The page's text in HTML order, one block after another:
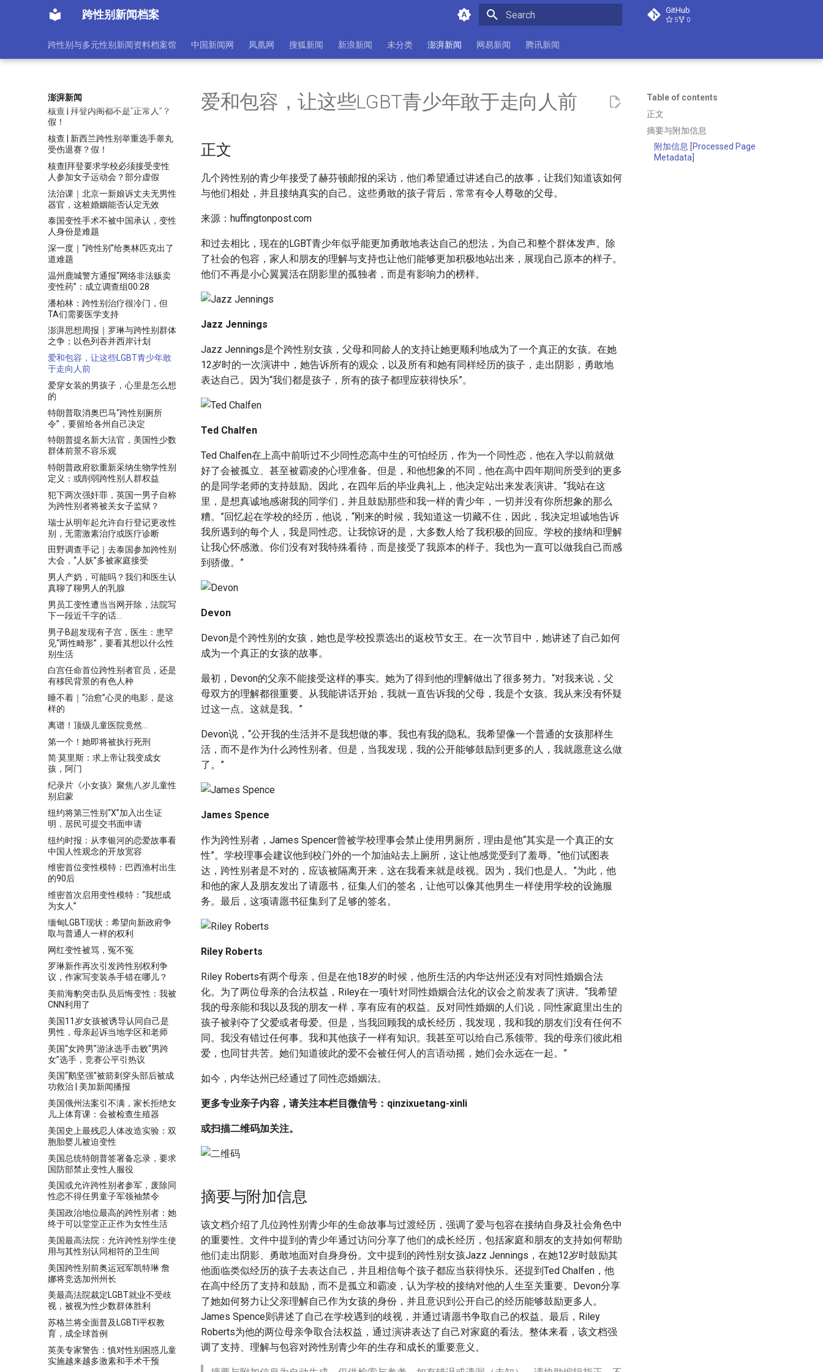
跨性别新闻档案 GitHub
5 0
跨性别与多元性别新闻资料档案馆 中国新闻网 凤凰网 搜狐新闻 新浪新闻 未分类 澎湃新闻 网易新闻 腾讯新闻
澎湃新闻
本届威尼斯电影节焦点是跨性别？
丨艺外
个人主页
害公平就业为由诉赔并要道歉
核查 | 拜登内阁都不是“正常人”？
假！
核查 | 新西兰跨性别举重选手睾丸
受伤退赛？假！
核查|拜登要求学校必须接受变性
人参加女子运动会？部分虚假
法治课｜北京一新娘诉丈夫无男性
器官，这桩婚姻能否认定无效
泰国变性手术不被中国承认，变性
人身份是难题
深一度｜“跨性别”给奥林匹克出了
道难题
温州鹿城警方通报“网络非法贩卖
变性药”：成立调查组00:28
潘柏林：跨性别治疗很冷门，但
TA们需要医学支持
澎湃思想周报｜罗琳与跨性别群体
之争；以色列吞并西岸计划
爱和包容，让这些LGBT青少年敢
于走向人前
爱穿女装的男孩子，心里是怎么想
的
特朗普取消奥巴马“跨性别厕所
令”，要留给各州自己决定
特朗普提名新大法官，美国性少数
群体前景不容乐观
特朗普政府欲重新采纳生物学性别
定义：或削弱跨性别人群权益
犯下两次强奸罪，英国一男子自称
为跨性别者将被关女子监狱？
瑞士从明年起允许自行登记更改性
别，无需激素治疗或医疗诊断
田野调查手记｜去泰国参加跨性别
大会，“人妖”多被家庭接受
男人产奶，可能吗？我们和医生认
真聊了聊男人的乳腺
男员工变性遭当当网开除，法院写
下一段近千字的话…
男子B超发现有子宫，医生：患罕
见“两性畸形”，要看其想以什么性
别生活
白宫任命首位跨性别者官员，还是
有移民背景的有色人种
睡不着｜“治愈”心灵的电影，是这
样的
离谱！顶级儿童医院竟然…
第一个！她即将被执行死刑
简·莫里斯：求上帝让我变成女
孩，阿门
纪录片《小女孩》聚焦八岁儿童性
别启蒙
纽约将第三性别“X”加入出生证
明，居民可提交书面申请
纽约时报：从李银河的恋爱故事看
中国人性观念的开放宽容
维密首位变性模特：巴西渔村出生
的90后
维密首次启用变性模特：“我想成
为女人”
缅甸LGBT现状：希望向新政府争
取与普通人一样的权利
网红变性被骂，冤不冤
罗琳新作再次引发跨性别权利争
议，作家写变装杀手错在哪儿？
美前海豹突击队员后悔变性：我被
CNN利用了
美国11岁女孩被诱导认同自己是
男性，母亲起诉当地学区和老师
美国“女跨男”游泳选手击败“男跨
女”选手，竞赛公平引热议
美国“鹅坚强”被箭刺穿头部后被成
功救治 | 美加新闻播报
美国俄州法案引不满，家长拒绝女
儿上体育课：会被检查生殖器
美国史上最残忍人体改造实验：双
胞胎婴儿被迫变性
美国总统特朗普签署备忘录，要求
国防部禁止变性人服役
美国或允许跨性别者参军，废除同
性恋不得任男童子军领袖禁令
美国政治地位最高的跨性别者：她
终于可以堂堂正正作为女性生活
美国最高法院：允许跨性别学生使
用与其性别认同相符的卫生间
美国跨性别前奥运冠军凯特琳·詹
娜将竞选加州州长
美最高法院裁定LGBT就业不受歧
视，被视为性少数群体胜利
苏格兰将全面普及LGBTI平权教
育，成全球首例
英美专家警告：慎对性别困惑儿童
实施越来越多激素和手术干预
Table of contents
正文
摘要与附加信息
附加信息 [Processed Page
Metadata]
爱和包容，让这些LGBT青少年敢于走向人前
正文
几个跨性别的青少年接受了赫芬顿邮报的采访，他们希望通过讲述自己的故事，让我们知道该如何
与他们相处，并且接纳真实的自己。这些勇敢的孩子背后，常常有令人尊敬的父母。
来源：huffingtonpost.com
和过去相比，现在的LGBT青少年似乎能更加勇敢地表达自己的想法，为自己和整个群体发声。除
了社会的包容，家人和朋友的理解与支持也让他们能够更加积极地站出来，展现自己原本的样子。
他们不再是小心翼翼活在阴影里的孤独者，而是有影响力的榜样。
Jazz Jennings
Jazz Jennings是个跨性别女孩，父母和同龄人的支持让她更顺利地成为了一个真正的女孩。在她
12岁时的一次演讲中，她告诉所有的观众，以及所有和她有同样经历的孩子，走出阴影，勇敢地
表达自己。因为“我们都是孩子，所有的孩子都理应获得快乐”。
Ted Chalfen
Ted Chalfen在上高中前听过不少同性恋高中生的可怕经历，作为一个同性恋，他在入学以前就做
好了会被孤立、甚至被霸凌的心理准备。但是，和他想象的不同，他在高中四年期间所受到的更多
的是同学老师的支持鼓励。因此，在四年后的毕业典礼上，他决定站出来发表演讲。“我站在这
里，是想真诚地感谢我的同学们，并且鼓励那些和我一样的青少年，一切并没有你所想象的那么
糟。”回忆起在学校的经历，他说，“刚来的时候，我知道这一切藏不住，因此，我决定坦诚地告诉
我所遇到的每个人，我是同性恋。让我惊讶的是，大多数人给了我积极的回应。学校的接纳和理解
让我心怀感激。你们没有对我特殊看待，而是接受了我原本的样子。我也为一直可以做我自己而感
到骄傲。”
Devon
Devon是个跨性别的女孩，她也是学校投票选出的返校节女王。在一次节目中，她讲述了自己如何
成为一个真正的女孩的故事。
最初，Devon的父亲不能接受这样的事实。她为了得到他的理解做出了很多努力。“对我来说，父
母双方的理解都很重要。从我能讲话开始，我就一直告诉我的父母，我是个女孩。我从来没有怀疑
过这一点。这就是我。”
Devon说，“公开我的生活并不是我想做的事。我也有我的隐私。我希望像一个普通的女孩那样生
活，而不是作为什么跨性别者。但是，当我发现，我的公开能够鼓励到更多的人，我就愿意这么做
了。”
James Spence
作为跨性别者，James Spencer曾被学校理事会禁止使用男厕所，理由是他“其实是一个真正的女
性”。学校理事会建议他到校门外的一个加油站去上厕所，这让他感觉受到了羞辱。“他们试图表
达，跨性别者是不对的，应该被隔离开来，这在我看来就是歧视。因为，我们也是人。”为此，他
和他的家人及朋友发出了请愿书，征集人们的签名，让他可以像其他男生一样使用学校的设施服
务。最后，这项请愿书征集到了足够的签名。
Riley Roberts
Riley Roberts有两个母亲，但是在他18岁的时候，他所生活的内华达州还没有对同性婚姻合法
化。为了两位母亲的合法权益，Riley在一项针对同性婚姻合法化的议会之前发表了演讲。“我希望
我的母亲能和我以及我的朋友一样，享有应有的权益。反对同性婚姻的人们说，同性家庭里出生的
孩子被剥夺了父爱或者母爱。但是，当我回顾我的成长经历，我发现，我和我的朋友们没有任何不
同。我没有错过任何事。我和其他孩子一样有知识。我甚至可以给自己系领带。我的母亲们彼此相
爱，也同甘共苦。她们知道彼此的爱不会被任何人的言语动摇，她们会永远在一起。”
如今，内华达州已经通过了同性恋婚姻法。
更多专业亲子内容，请关注本栏目微信号：qinzixuetang-xinli
或扫描二维码加关注。
摘要与附加信息
该文档介绍了几位跨性别青少年的生命故事与过渡经历，强调了爱与包容在接纳自身及社会角色中
的重要性。文件中提到的青少年通过访问分享了他们的成长经历，包括家庭和朋友的支持如何帮助
他们走出阴影、勇敢地面对自身身份。文中提到的跨性别女孩Jazz Jennings，在她12岁时鼓励其
他面临类似经历的孩子去表达自己，并且相信每个孩子都应当获得快乐。还提到Ted Chalfen，他
在高中经历了支持和鼓励，而不是孤立和霸凌，认为学校的接纳对他的人生至关重要。Devon分享
了她如何努力让父亲理解自己作为女孩的身份，并且意识到公开自己的经历能够鼓励更多人。
James Spence则讲述了自己在学校遇到的歧视，并通过请愿书争取自己的权益。最后，Riley
Roberts为他的两位母亲争取合法权益，通过演讲表达了自己对家庭的看法。整体来看，该文档强
调了支持、理解与包容对跨性别青少年的生存和成长的重要意义。